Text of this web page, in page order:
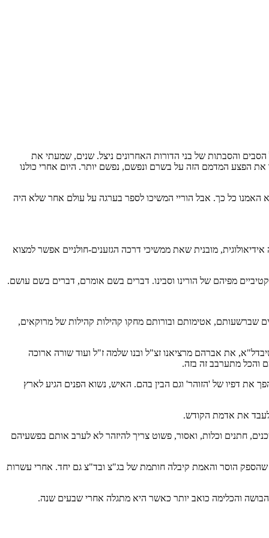
והסבתות של בני הדורות האחרונים ניצל. שנים, שמעתי את
את הפצע המדמם הזה על בשרם ונפשם, נפשם יותר. היום אחרי כולנו
האמנו כל כך. אבל הוריי המשיכו לספר בערגה על עולם אחר שלא היה
מובנית שאת ממשיכי דרכה הגזענים-חולניים אפשר למצוא
מפיהם של הורינו וסבינו. דברים בשם אומרם, דברים בשם עושם.
שברשעותם, אטימותם ובורותם מחקו קהילות קהילות של מרוקאים,
את אברהם מרציאנו זצ"ל ובנו שלמה ז"ל ועוד שורה ארוכה
והכל מתערבב זה בזה.
את דפיו של 'הזוהר' וגם הבין בהם. האיש, נשוא הפנים הגיע לארץ
את אדמת הקודש.
חתנים וכלות, ואסור, פשוט צריך להיזהר לא לערב אותם בפשעיהם
שהספק הוסר והאמת קיבלה חותמת של בג"צ ובד"צ גם יחד. אחרי עשרות
הבושה והכלימה כואב יותר כאשר היא מתגלה אחרי שבעים שנה.